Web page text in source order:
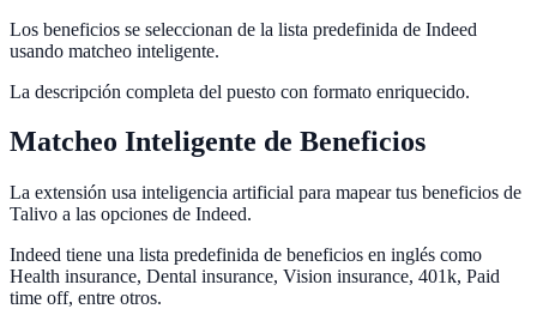
Los beneficios se seleccionan de la lista predefinida de Indeed
usando matcheo inteligente.
La descripción completa del puesto con formato enriquecido.
Matcheo Inteligente de Beneficios
La extensión usa inteligencia artificial para mapear tus beneficios de
Talivo a las opciones de Indeed.
Indeed tiene una lista predefinida de beneficios en inglés como
Health insurance, Dental insurance, Vision insurance, 401k, Paid
time off, entre otros.